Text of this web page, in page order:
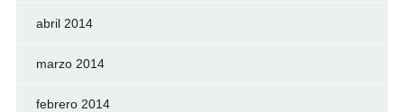
abril 2014
marzo 2014
febrero 2014